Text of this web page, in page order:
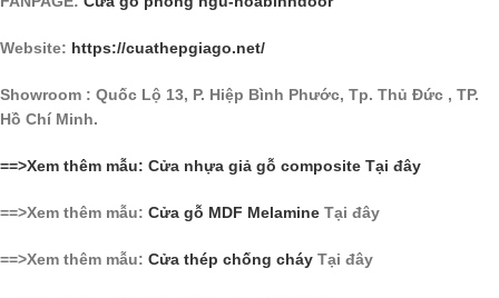
Website: https://cuathepgiago.net/
Showroom : Quốc Lộ 13, P. Hiệp Bình Phước, Tp. Thủ Đức , TP.
Hồ Chí Minh.
==>Xem thêm mẫu: Cửa nhựa giả gỗ composite Tại đây
==>Xem thêm mẫu: Cửa gỗ MDF Melamine Tại đây
==>Xem thêm mẫu: Cửa thép chống cháy Tại đây